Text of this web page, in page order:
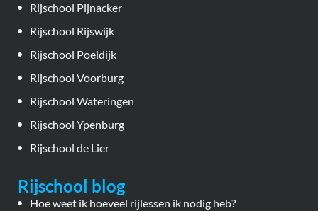
Rijschool Pijnacker
Rijschool Rijswijk
Rijschool Poeldijk
Rijschool Voorburg
Rijschool Wateringen
Rijschool Ypenburg
Rijschool de Lier
Rijschool blog
Hoe weet ik hoeveel rijlessen ik nodig heb?